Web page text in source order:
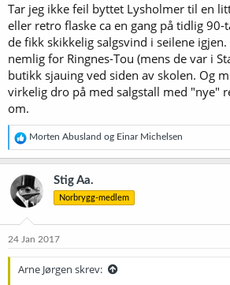
:
Tar jeg ikke feil byttet Lysholmer til en
eller retro flaske ca en gang på tidlig
de fikk skikkelig salgsvind i seilene
nemlig for Ringnes-Tou (mens de var i
butikk sjauing ved siden av skolen. Og
virkelig dro på med salgstall med "nye"
om.
R
e
a
k
s
j
e
Morten Abusland og Einar Michelsen
Stig Aa.
Norbrygg-medlem
24 Jan 2017
Arne Jørgen skrev: